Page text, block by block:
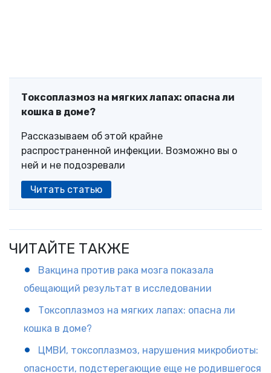
Токсоплазмоз на мягких лапах: опасна ли
кошка в доме?
Рассказываем об этой крайне
распространенной инфекции. Возможно вы о
ней и не подозревали
Читать статью
ЧИТАЙТЕ ТАКЖЕ
Вакцина против рака мозга показала
обещающий результат в исследовании
Токсоплазмоз на мягких лапах: опасна ли
кошка в доме?
ЦМВИ, токсоплазмоз, нарушения микробиоты:
опасности, подстерегающие еще не родившегося